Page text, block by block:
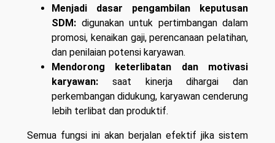
Menjadi dasar pengambilan keputusan
SDM: digunakan untuk pertimbangan dalam
promosi, kenaikan gaji, perencanaan pelatihan,
dan penilaian potensi karyawan.
Mendorong keterlibatan dan motivasi
karyawan: saat kinerja dihargai dan
perkembangan didukung, karyawan cenderung
lebih terlibat dan produktif.
Semua fungsi ini akan berjalan efektif jika sistem